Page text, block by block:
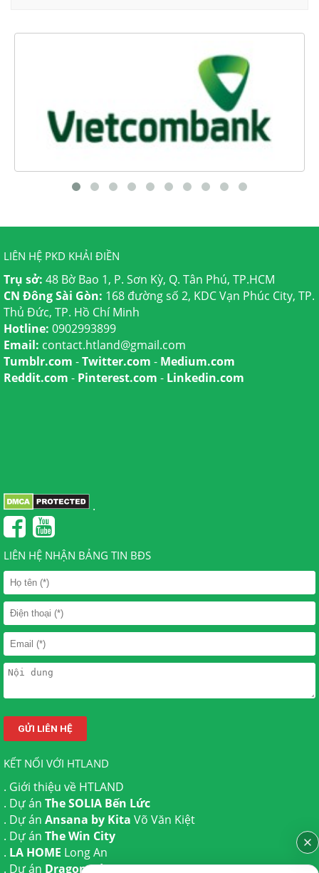
LIÊN HỆ PKD KHẢI ĐIỀN
Trụ sở: 48 Bờ Bao 1, P. Sơn Kỳ, Q. Tân Phú, TP.HCM
CN Đông Sài Gòn: 168 đường số 2, KDC Vạn Phúc City, TP.
Thủ Đức, TP. Hồ Chí Minh
Hotline: 0902993899
Email: contact.htland@gmail.com
Tumblr.com -Twitter.com - Medium.com
Reddit.com - Pinterest.com - Linkedin.com
.
LIÊN HỆ NHẬN BẢNG TIN BĐS
KẾT NỐI VỚI HTLAND
. Giới thiệu về HTLAND
. Dự án The SOLIA Bến Lức
. Dự án Ansana by Kita Võ Văn Kiệt
. Dự án The Win City
. LA HOME Long An
. Dự án Dragon Eden Long An